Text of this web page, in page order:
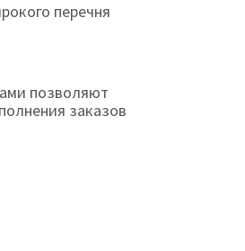
перечня
позволяют
заказов